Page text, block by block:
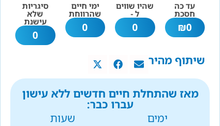
עד כה
חסכת
0
₪
שהיו שווים
ל -
0
ימי חיים
שהרווחת
0
סיגריות
שלא
עישנת
0
שיתוף מהיר
מאז שהתחלת חיים חדשים ללא עישון
עברו כבר:
ימים
שעות